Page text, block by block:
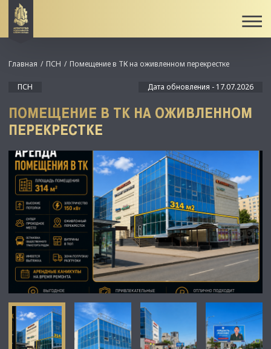
Главная ПСН Помещение в ТК на оживленном перекрестке
ПСН Дата обновления - 17.07.2026
ПОМЕЩЕНИЕ В ТК НА ОЖИВЛЕННОМ
ПЕРЕКРЕСТКЕ